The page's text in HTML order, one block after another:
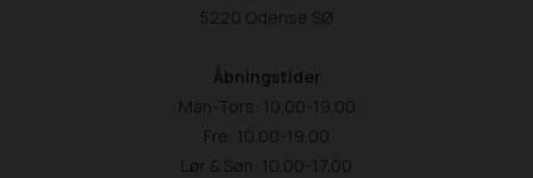
5220 Odense SØ
Åbningstider
Man-Tors: 10.00-19.00
Fre: 10.00-19.00
Lør & Søn: 10.00-17.00